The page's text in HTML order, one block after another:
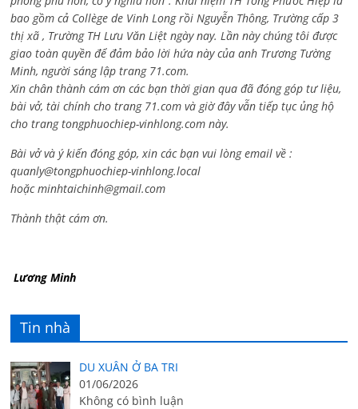
bao gồm cả Collège de Vinh Long rồi Nguyễn Thông, Trường cấp 3
thị xã , Trường TH Lưu Văn Liệt ngày nay. Lần này chúng tôi được
giao toàn quyền để đảm bảo lời hứa này của anh Trương Tường
Minh, người sáng lập trang 71.com.
Xin chân thành cám ơn các bạn thời gian qua đã đóng góp tư liệu,
bài vở, tài chính cho trang 71.com và giờ đây vẫn tiếp tục ủng hộ
cho trang tongphuochiep-vinhlong.com này.
Bài vở và ý kiến đóng góp, xin các bạn vui lòng email về :
quanly@tongphuochiep-vinhlong.local
hoặcminhtaichinh@gmail.com
Thành thật cám ơn.
Lương Minh
Tin nhà
DU XUÂN Ở BA TRI
01/06/2026
Không có bình luận